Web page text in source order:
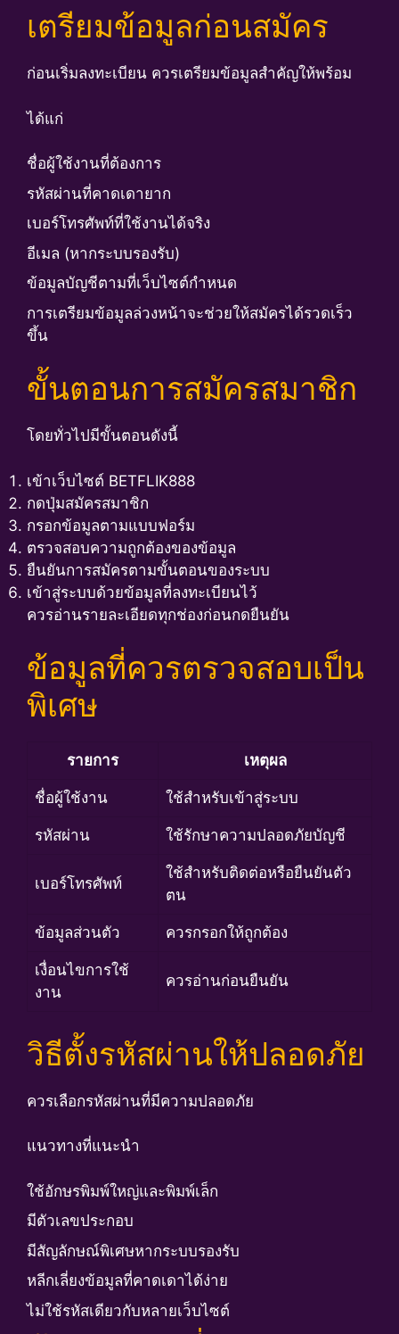
เตรียมข้อมูลก่อนสมัคร
ก่อนเริ่มลงทะเบียน ควรเตรียมข้อมูลสำคัญให้พร้อม
ได้แก่
ชื่อผู้ใช้งานที่ต้องการ
รหัสผ่านที่คาดเดายาก
เบอร์โทรศัพท์ที่ใช้งานได้จริง
อีเมล (หากระบบรองรับ)
ข้อมูลบัญชีตามที่เว็บไซต์กำหนด
การเตรียมข้อมูลล่วงหน้าจะช่วยให้สมัครได้รวดเร็ว
ขึ้น
ขั้นตอนการสมัครสมาชิก
โดยทั่วไปมีขั้นตอนดังนี้
เข้าเว็บไซต์ BETFLIK888
กดปุ่มสมัครสมาชิก
กรอกข้อมูลตามแบบฟอร์ม
ตรวจสอบความถูกต้องของข้อมูล
ยืนยันการสมัครตามขั้นตอนของระบบ
เข้าสู่ระบบด้วยข้อมูลที่ลงทะเบียนไว้
ควรอ่านรายละเอียดทุกช่องก่อนกดยืนยัน
ข้อมูลที่ควรตรวจสอบเป็น
พิเศษ
รายการ เหตุผล
ชื่อผู้ใช้งาน ใช้สำหรับเข้าสู่ระบบ
รหัสผ่าน ใช้รักษาความปลอดภัยบัญชี
เบอร์โทรศัพท์
ใช้สำหรับติดต่อหรือยืนยันตัว
ตน
ข้อมูลส่วนตัว ควรกรอกให้ถูกต้อง
เงื่อนไขการใช้
งาน
ควรอ่านก่อนยืนยัน
วิธีตั้งรหัสผ่านให้ปลอดภัย
ควรเลือกรหัสผ่านที่มีความปลอดภัย
แนวทางที่แนะนำ
ใช้อักษรพิมพ์ใหญ่และพิมพ์เล็ก
มีตัวเลขประกอบ
มีสัญลักษณ์พิเศษหากระบบรองรับ
หลีกเลี่ยงข้อมูลที่คาดเดาได้ง่าย
ไม่ใช้รหัสเดียวกับหลายเว็บไซต์